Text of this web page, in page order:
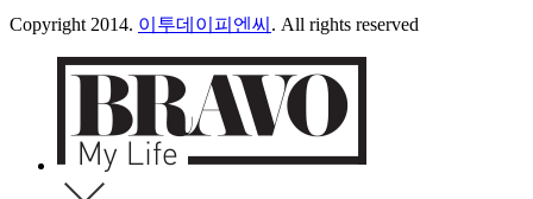
Copyright 2014. 이투데이피엔씨 . All rights reserved